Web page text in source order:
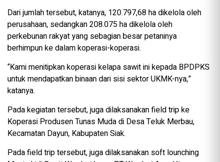
Dari jumlah tersebut, katanya, 120.797,68 ha dikelola oleh
perusahaan, sedangkan 208.075 ha dikelola oleh
perkebunan rakyat yang sebagian besar petaninya
berhimpun ke dalam koperasi-koperasi.
“Kami menitipkan koperasi kelapa sawit ini kepada BPDPKS
untuk mendapatkan binaan dari sisi sektor UKMK-nya,”
katanya.
Pada kegiatan tersebut, juga dilaksanakan field trip ke
Koperasi Produsen Tunas Muda di Desa Teluk Merbau,
Kecamatan Dayun, Kabupaten Siak.
Pada field trip tersebut, juga dilaksanakan soft lounching